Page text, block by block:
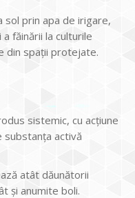
sol prin apa de irigare,
făinării la culturile
din spaţii protejate.
sistemic, cu acţiune
substanţa activă
atât dăunătorii
şi anumite boli.